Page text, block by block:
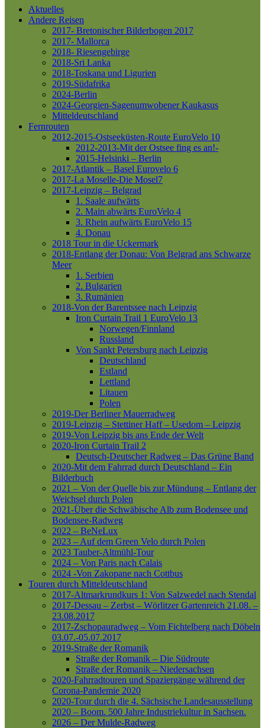
Aktuelles
Andere Reisen
2017- Bretonischer Bilderbogen 2017
2017- Mallorca
2018- Riesengebirge
2018-Sri Lanka
2018-Toskana und Ligurien
2019-Südafrika
2024-Berlin
2024-Georgien-Sagenumwobener Kaukasus
Mitteldeutschland
Fernrouten
2012-2015-Ostseeküsten-Route EuroVelo 10
2012-2013-Mit der Ostsee fing es an!-
2015-Helsinki – Berlin
2017-Atlantik – Basel Eurovelo 6
2017-La Moselle-Die Mosel7
2017-Leipzig – Belgrad
1. Saale aufwärts
2. Main abwärts EuroVelo 4
3. Rhein aufwärts EuroVelo 15
4. Donau
2018 Tour in die Uckermark
2018-Entlang der Donau: Von Belgrad ans Schwarze
Meer
1. Serbien
2. Bulgarien
3. Rumänien
2018-Von der Barentssee nach Leipzig
Iron Curtain Trail 1 EuroVelo 13
Norwegen/Finnland
Russland
Von Sankt Petersburg nach Leipzig
Deutschland
Estland
Lettland
Litauen
Polen
2019-Der Berliner Mauerradweg
2019-Leipzig – Stettiner Haff – Usedom – Leipzig
2019-Von Leipzig bis ans Ende der Welt
2020-Iron Curtain Trail 2
Deutsch-Deutscher Radweg – Das Grüne Band
2020-Mit dem Fahrrad durch Deutschland – Ein
Bilderbuch
2021 – Von der Quelle bis zur Mündung – Entlang der
Weichsel durch Polen
2021-Über die Schwäbische Alb zum Bodensee und
Bodensee-Radweg
2022 – BeNeLux
2023 – Auf dem Green Velo durch Polen
2023 Tauber-Altmühl-Tour
2024 – Von Paris nach Calais
2024 -Von Zakopane nach Cottbus
Touren durch Mitteldeutschland
2017-Altmarkrundkurs 1: Von Salzwedel nach Stendal
2017-Dessau – Zerbst – Wörlitzer Gartenreich 21.08. –
23.08.2017
2017-Zschopauradweg – Vom Fichtelberg nach Döbeln
03.07.-05.07.2017
2019-Straße der Romanik
Straße der Romanik – Die Südroute
Straße der Romanik – Niedersachsen
2020-Fahrradtouren und Spaziergänge während der
Corona-Pandemie 2020
2020-Tour durch die 4. Sächsische Landesausstellung
2020 – Boom. 500 Jahre Industriekultur in Sachsen.
2026 – Der Mulde-Radweg